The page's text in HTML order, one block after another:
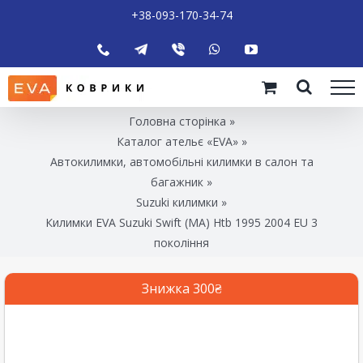
+38-093-170-34-74
Головна сторінка »
Каталог ательє «EVA»»
Автокилимки, автомобільні килимки в салон та
багажник »
Suzuki килимки »
Килимки EVA Suzuki Swift (MA) Htb 1995 2004 EU 3
покоління
Знижка 300₴